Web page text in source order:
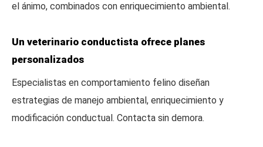
el ánimo, combinados con enriquecimiento ambiental.
Un veterinario conductista ofrece planes
personalizados
Especialistas en comportamiento felino diseñan
estrategias de manejo ambiental, enriquecimiento y
modificación conductual. Contacta sin demora.